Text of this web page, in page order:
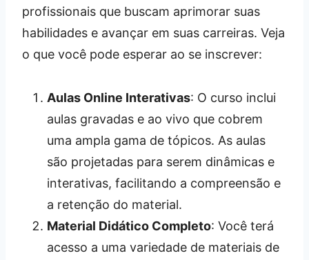
profissionais que buscam aprimorar suas
habilidades e avançar em suas carreiras. Veja
o que você pode esperar ao se inscrever:
Aulas Online Interativas: O curso inclui
aulas gravadas e ao vivo que cobrem
uma ampla gama de tópicos. As aulas
são projetadas para serem dinâmicas e
interativas, facilitando a compreensão e
a retenção do material.
Material Didático Completo: Você terá
acesso a uma variedade de materiais de